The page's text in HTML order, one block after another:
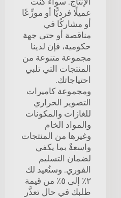
عميلًا فرديًّا أو موزِّعًا
أو مشاركًا في
مناقصة أو حتى جهة
حكومية، فإن لدينا
مجموعة متنوعة من
المنتجات التي تلبي
احتياجاتك.
ومجموعة كاميرات
التصوير الحراري
للغازات والمكونات
والمواد الخام
وغيرها من المنتجات
واسعةٌ بما يكفي
لضمان التسليم
الفوري. وسنُعيد لك
٢٪ إلى ٥٪ من قيمة
طلبك في حال تعذَّر